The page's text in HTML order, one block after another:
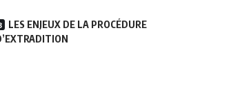
LES ENJEUX DE LA PROCÉDURE